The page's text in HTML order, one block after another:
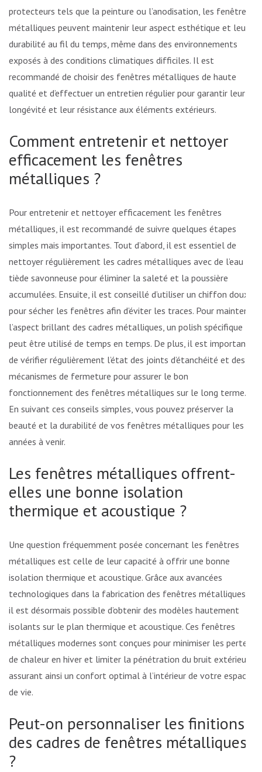
protecteurs tels que la peinture ou l’anodisation, les fenêtres
métalliques peuvent maintenir leur aspect esthétique et leur
durabilité au fil du temps, même dans des environnements
exposés à des conditions climatiques difficiles. Il est
recommandé de choisir des fenêtres métalliques de haute
qualité et d’effectuer un entretien régulier pour garantir leur
longévité et leur résistance aux éléments extérieurs.
Comment entretenir et nettoyer
efficacement les fenêtres
métalliques ?
Pour entretenir et nettoyer efficacement les fenêtres
métalliques, il est recommandé de suivre quelques étapes
simples mais importantes. Tout d’abord, il est essentiel de
nettoyer régulièrement les cadres métalliques avec de l’eau
tiède savonneuse pour éliminer la saleté et la poussière
accumulées. Ensuite, il est conseillé d’utiliser un chiffon doux
pour sécher les fenêtres afin d’éviter les traces. Pour maintenir
l’aspect brillant des cadres métalliques, un polish spécifique
peut être utilisé de temps en temps. De plus, il est important
de vérifier régulièrement l’état des joints d’étanchéité et des
mécanismes de fermeture pour assurer le bon
fonctionnement des fenêtres métalliques sur le long terme.
En suivant ces conseils simples, vous pouvez préserver la
beauté et la durabilité de vos fenêtres métalliques pour les
années à venir.
Les fenêtres métalliques offrent-
elles une bonne isolation
thermique et acoustique ?
Une question fréquemment posée concernant les fenêtres
métalliques est celle de leur capacité à offrir une bonne
isolation thermique et acoustique. Grâce aux avancées
technologiques dans la fabrication des fenêtres métalliques,
il est désormais possible d’obtenir des modèles hautement
isolants sur le plan thermique et acoustique. Ces fenêtres
métalliques modernes sont conçues pour minimiser les pertes
de chaleur en hiver et limiter la pénétration du bruit extérieur,
assurant ainsi un confort optimal à l’intérieur de votre espace
de vie.
Peut-on personnaliser les finitions
des cadres de fenêtres métalliques
?